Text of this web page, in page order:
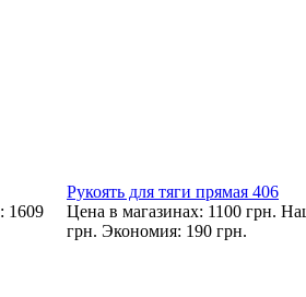
1609
Рукоять для тяги прямая 406
Цена в магазинах: 1100 грн.
грн. Экономия: 190 грн.